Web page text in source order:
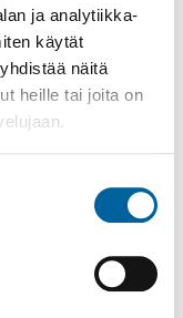
ja analytiikka-
käytät
näitä
heille tai joita on